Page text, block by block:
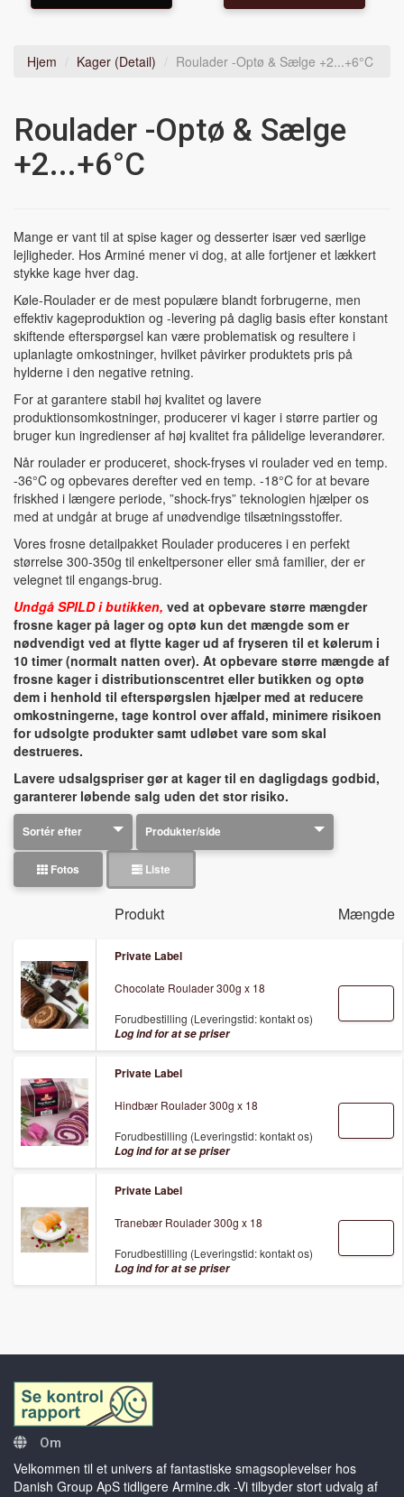
Hjem Kager (Detail) Roulader -Optø & Sælge +2...+6°C
Roulader -Optø & Sælge
+2...+6°C
Mange er vant til at spise kager og desserter især ved særlige
lejligheder. Hos Arminé mener vi dog, at alle fortjener et lækkert
stykke kage hver dag.
Køle-Roulader er de mest populære blandt forbrugerne, men
effektiv kageproduktion og -levering på daglig basis efter konstant
skiftende efterspørgsel kan være problematisk og resultere i
uplanlagte omkostninger, hvilket påvirker produktets pris på
hylderne i den negative retning.
For at garantere stabil høj kvalitet og lavere
produktionsomkostninger, producerer vi kager i større partier og
bruger kun ingredienser af høj kvalitet fra pålidelige leverandører.
Når roulader er produceret, shock-fryses vi roulader ved en temp.
-36°C og opbevares derefter ved en temp. -18°C for at bevare
friskhed i længere periode, ”shock-frys” teknologien hjælper os
med at undgår at bruge af unødvendige tilsætningsstoffer.
Vores frosne detailpakket Roulader produceres i en perfekt
størrelse 300-350g til enkeltpersoner eller små familier, der er
velegnet til engangs-brug.
Undgå SPILD i butikken, ved at opbevare større mængder
frosne kager på lager og optø kun det mængde som er
nødvendigt ved at flytte kager ud af fryseren til et kølerum i
10 timer (normalt natten over). At opbevare større mængde af
frosne kager i distributionscentret eller butikken og optø
dem i henhold til efterspørgslen hjælper med at reducere
omkostningerne, tage kontrol over affald, minimere risikoen
for udsolgte produkter samt udløbet vare som skal
destrueres.
Lavere udsalgspriser gør at kager til en dagligdags godbid,
garanterer løbende salg uden det stor risiko.
Fotos Liste
Produkt Mængde
Private Label
Chocolate Roulader 300g x 18
Forudbestilling (Leveringstid: kontakt os)
Log ind for at se priser
Private Label
Hindbær Roulader 300g x 18
Forudbestilling (Leveringstid: kontakt os)
Log ind for at se priser
Private Label
Tranebær Roulader 300g x 18
Forudbestilling (Leveringstid: kontakt os)
Log ind for at se priser
Om
Velkommen til et univers af fantastiske smagsoplevelser hos
Danish Group ApS tidligere Armine.dk -Vi tilbyder stort udvalg af